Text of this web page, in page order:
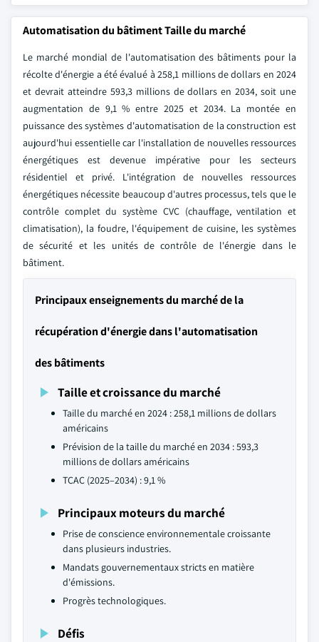
Automatisation du bâtiment Taille du marché
Le marché mondial de l'automatisation des bâtiments pour la
récolte d'énergie a été évalué à 258,1 millions de dollars en 2024
et devrait atteindre 593,3 millions de dollars en 2034, soit une
augmentation de 9,1 % entre 2025 et 2034. La montée en
puissance des systèmes d'automatisation de la construction est
aujourd'hui essentielle car l'installation de nouvelles ressources
énergétiques est devenue impérative pour les secteurs
résidentiel et privé. L'intégration de nouvelles ressources
énergétiques nécessite beaucoup d'autres processus, tels que le
contrôle complet du système CVC (chauffage, ventilation et
climatisation), la foudre, l'équipement de cuisine, les systèmes
de sécurité et les unités de contrôle de l'énergie dans le
bâtiment.
Principaux enseignements du marché de la
récupération d'énergie dans l'automatisation
des bâtiments
Taille et croissance du marché
Taille du marché en 2024 : 258,1 millions de dollars
américains
Prévision de la taille du marché en 2034 : 593,3
millions de dollars américains
TCAC (2025–2034) : 9,1 %
Principaux moteurs du marché
Prise de conscience environnementale croissante
dans plusieurs industries.
Mandats gouvernementaux stricts en matière
d'émissions.
Progrès technologiques.
Défis